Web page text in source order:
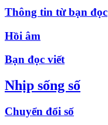
Thông tin từ bạn đọc
Hồi âm
Bạn đọc viết
Nhịp sống số
Chuyển đổi số